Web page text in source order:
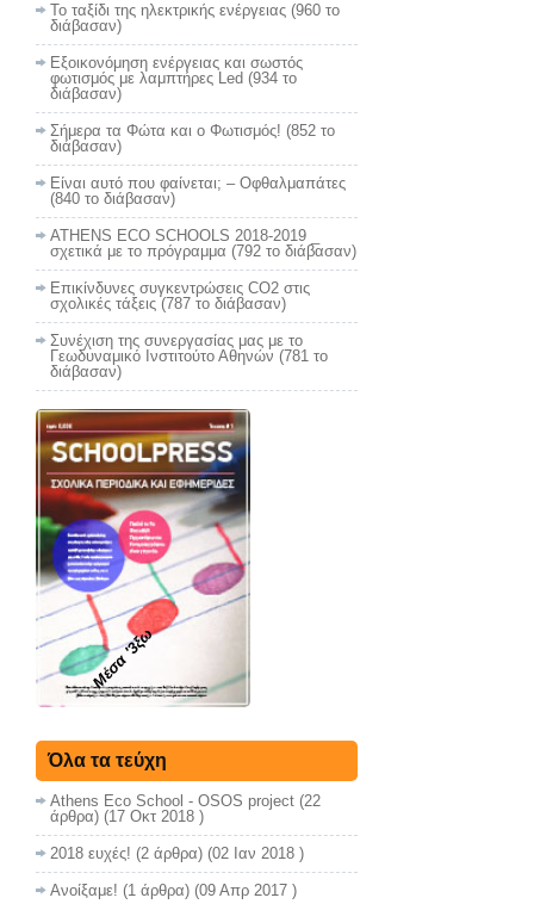
Το ταξίδι της ηλεκτρικής ενέργειας (960 το
διάβασαν)
Εξοικονόμηση ενέργειας και σωστός
φωτισμός με λαμπτήρες Led (934 το
διάβασαν)
Σήμερα τα Φώτα και ο Φωτισμός! (852 το
διάβασαν)
Είναι αυτό που φαίνεται; – Οφθαλμαπάτες
(840 το διάβασαν)
ATHENS ECO SCHOOLS 2018-2019 _
σχετικά με το πρόγραμμα (792 το διάβασαν)
Επικίνδυνες συγκεντρώσεις CO2 στις
σχολικές τάξεις (787 το διάβασαν)
Συνέχιση της συνεργασίας μας με το
Γεωδυναμικό Ινστιτούτο Αθηνών (781 το
διάβασαν)
Μέσα '3ξω
Όλα τα τεύχη
Athens Eco School - OSOS project (22
άρθρα) (17 Οκτ 2018 )
2018 ευχές! (2 άρθρα) (02 Ιαν 2018 )
Ανοίξαμε! (1 άρθρα) (09 Απρ 2017 )